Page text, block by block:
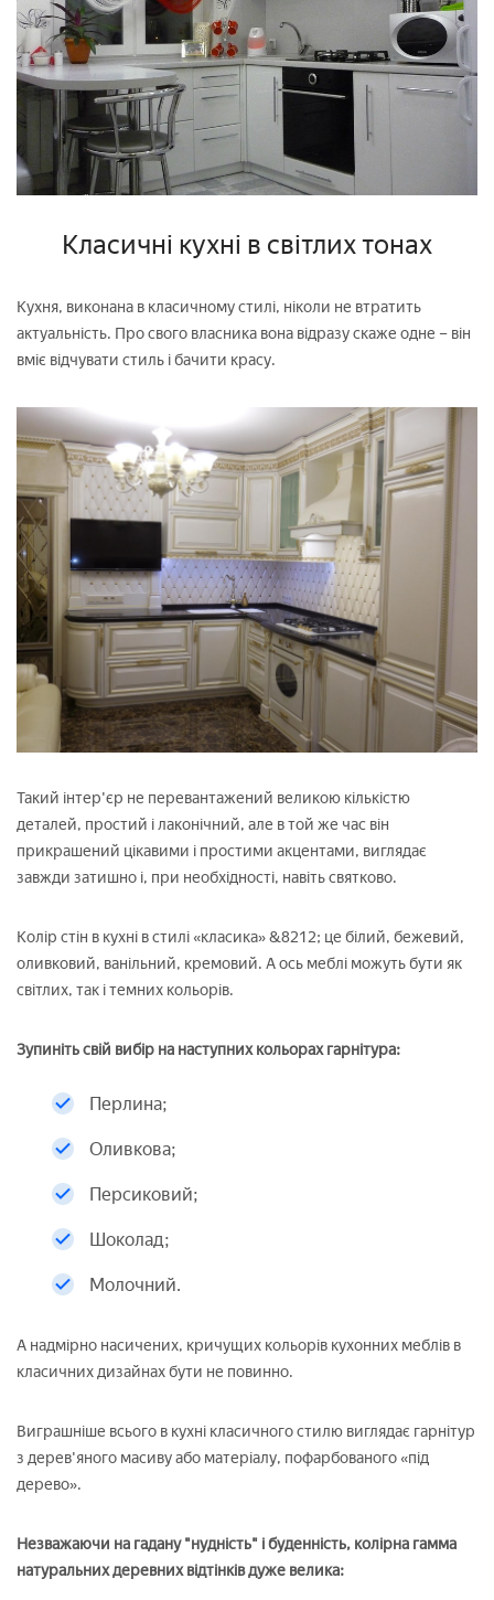
Класичні кухні в світлих тонах
Кухня, виконана в класичному стилі, ніколи не втратить
актуальність. Про свого власника вона відразу скаже одне – він
вміє відчувати стиль і бачити красу.
Такий інтер'єр не перевантажений великою кількістю
деталей, простий і лаконічний, але в той же час він
прикрашений цікавими і простими акцентами, виглядає
завжди затишно і, при необхідності, навіть святково.
Колір стін в кухні в стилі «класика» &8212; це білий, бежевий,
оливковий, ванільний, кремовий. А ось меблі можуть бути як
світлих, так і темних кольорів.
Зупиніть свій вибір на наступних кольорах гарнітура:
Перлина;
Оливкова;
Персиковий;
Шоколад;
Молочний.
А надмірно насичених, кричущих кольорів кухонних меблів в
класичних дизайнах бути не повинно.
Виграшніше всього в кухні класичного стилю виглядає гарнітур
з дерев'яного масиву або матеріалу, пофарбованого «під
дерево».
Незважаючи на гадану "нудність" і буденність, колірна гамма
натуральних деревних відтінків дуже велика: